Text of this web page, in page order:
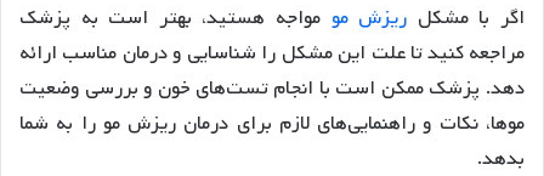
اگر با مشکل ریزش مو مواجه هستید، بهتر است به پزشک
مراجعه کنید تا علت این مشکل را شناسایی و درمان مناسب ارائه
دهد. پزشک ممکن است با انجام تست‌های خون و بررسی وضعیت
موها، نکات و راهنمایی‌های لازم برای درمان ریزش مو را به شما
بدهد.